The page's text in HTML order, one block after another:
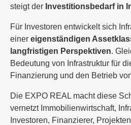
steigt der Investitionsbedarf in
Für Investoren entwickelt sich
einer eigenständigen
langfristigen Perspektiven.
Bedeutung von Infrastruktur für
Finanzierung und den Betrieb
Die EXPO REAL macht diese
vernetzt Immobilienwirtschaft,
Investoren, Finanzierer,